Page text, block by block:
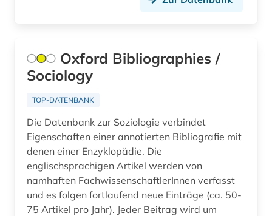
bibliographie 1900-2000 (1)
bibliographische quellen (1)
bibliographische zeitschrift (1)
bibliograpie (1)
Oxford Bibliographies /
Sociology
TOP-DATENBANK
Die Datenbank zur Soziologie verbindet
Eigenschaften einer annotierten Bibliografie mit
denen einer Enzyklopädie. Die
englischsprachigen Artikel werden von
namhaften FachwissenschaftlerInnen verfasst
und es folgen fortlaufend neue Einträge (ca. 50-
75 Artikel pro Jahr). Jeder Beitrag wird um